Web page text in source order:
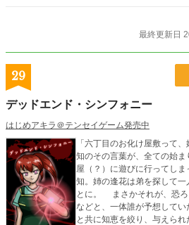
最終更新日
29
デッドエンド・シンフォニー
はじめアキラ＠テンセイゲーム発売中
「六丁目のお化け屋敷って、姉
知のその言葉が、全ての始
屋（？）に遊びに行ってし
知。姉の逢花は弟を探して
とに。 まさかそれが、恐ろ
などと、一体誰が予想していたこと
と共に知恵を絞り、与えら